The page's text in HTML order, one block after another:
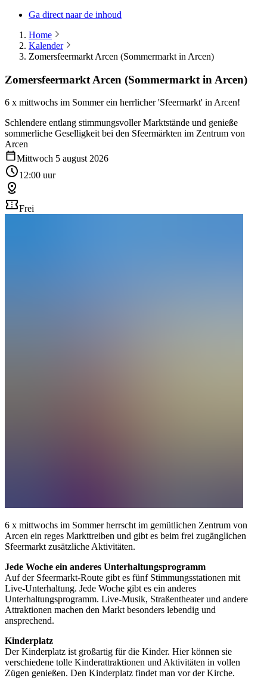
Ga direct naar de inhoud
Home
Kalender
Zomersfeermarkt Arcen (Sommermarkt in Arcen)
Zomersfeermarkt Arcen (Sommermarkt in Arcen)
6 x mittwochs im Sommer ein herrlicher 'Sfeermarkt' in Arcen!
Schlendere entlang stimmungsvoller Marktstände und genieße
sommerliche Geselligkeit bei den Sfeermärkten im Zentrum von
Arcen
Mittwoch 5 august 2026
12:00 uur
Frei
6 x mittwochs im Sommer herrscht im gemütlichen Zentrum von
Arcen ein reges Markttreiben und gibt es beim frei zugänglichen
Sfeermarkt zusätzliche Aktivitäten.
Jede Woche ein anderes Unterhaltungsprogramm
Auf der Sfeermarkt-Route gibt es fünf Stimmungsstationen mit
Live-Unterhaltung. Jede Woche gibt es ein anderes
Unterhaltungsprogramm. Live-Musik, Straßentheater und andere
Attraktionen machen den Markt besonders lebendig und
ansprechend.
Kinderplatz
Der Kinderplatz ist großartig für die Kinder. Hier können sie
verschiedene tolle Kinderattraktionen und Aktivitäten in vollen
Zügen genießen. Den Kinderplatz findet man vor der Kirche.